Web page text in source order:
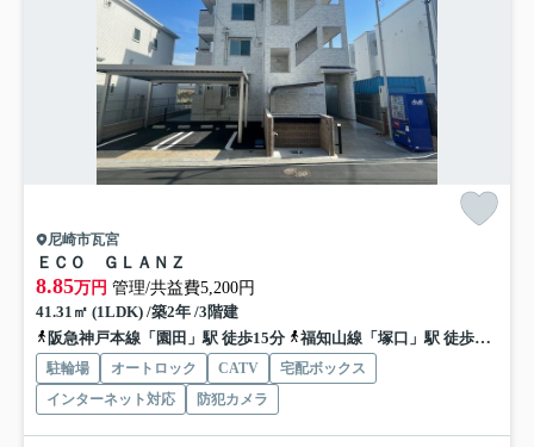
尼崎市瓦宮
ＥＣＯ ＧＬＡＮＺ
8.85万円 管理/共益費5,200円
41.31㎡ (1LDK) /築2年 /3階建
阪急神戸本線「園田」駅 徒歩15分
福知山線「塚口」駅 徒歩18分
駐輪場 オートロック CATV
宅配ボックス
インターネット対応
防犯カメラ